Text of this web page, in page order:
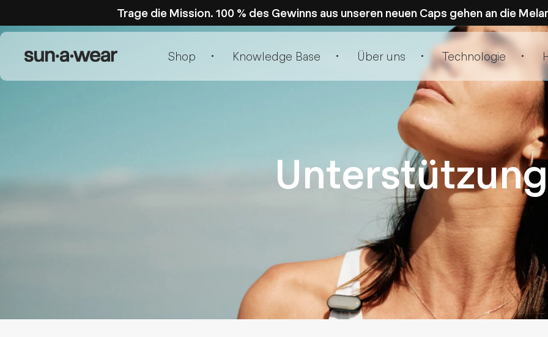
Trage die Mission. 100 % des Gewinns aus unseren neuen Caps gehen an die
Shop Knowledge Base Über uns Technologie
Unterstützung